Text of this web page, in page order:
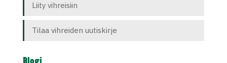
Liity vihreisiin
Tilaa vihreiden uutiskirje